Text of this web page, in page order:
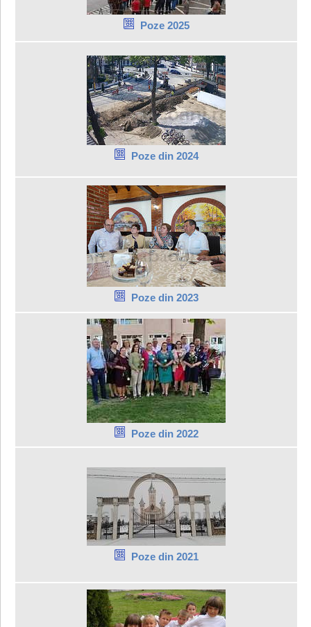
Poze 2025
Poze din 2024
Poze din 2023
Poze din 2022
Poze din 2021